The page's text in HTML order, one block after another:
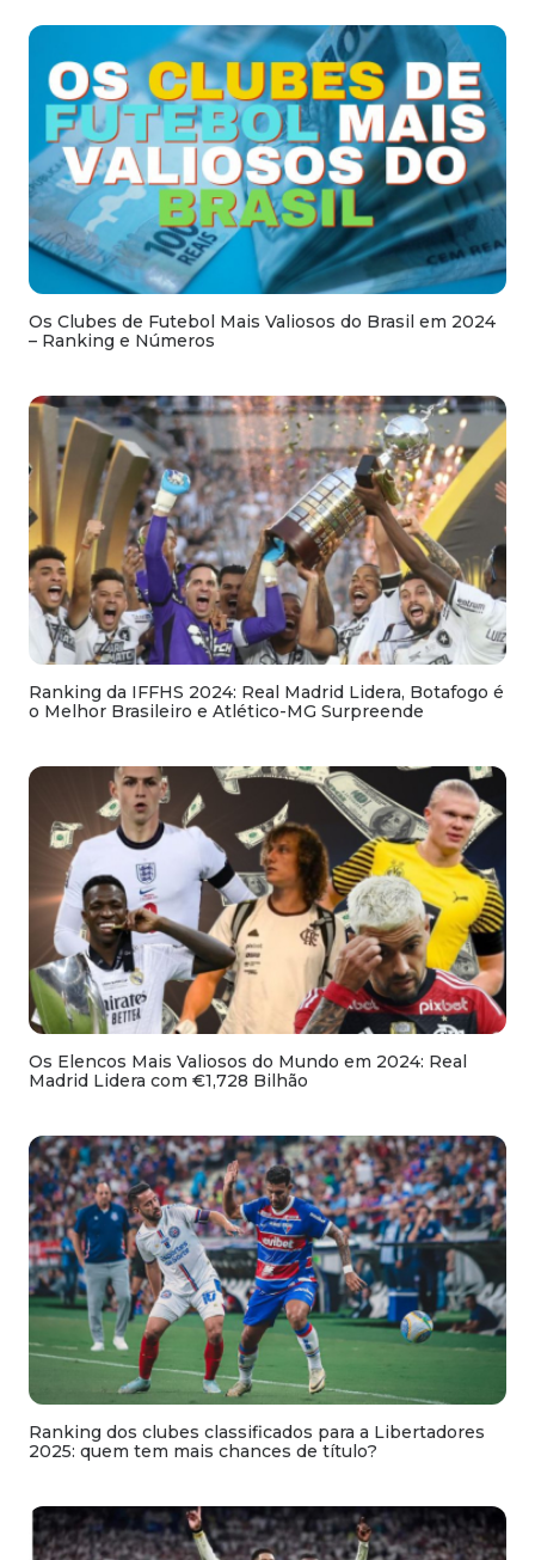
Os Clubes de Futebol Mais Valiosos do Brasil em 2024
– Ranking e Números
Ranking da IFFHS 2024: Real Madrid Lidera, Botafogo é
o Melhor Brasileiro e Atlético-MG Surpreende
Os Elencos Mais Valiosos do Mundo em 2024: Real
Madrid Lidera com €1,728 Bilhão
Ranking dos clubes classificados para a Libertadores
2025: quem tem mais chances de título?